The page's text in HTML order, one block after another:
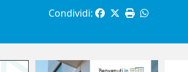
Condividi: